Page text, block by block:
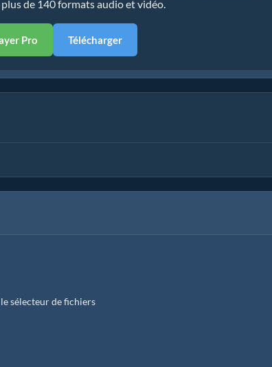
plus de 140 formats audio et vidéo.
Pro Télécharger
sélecteur de fichiers